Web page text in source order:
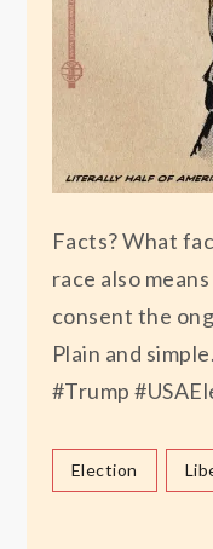
Facts? What
race also
consent the
Plain and simple.
#Trump
Election